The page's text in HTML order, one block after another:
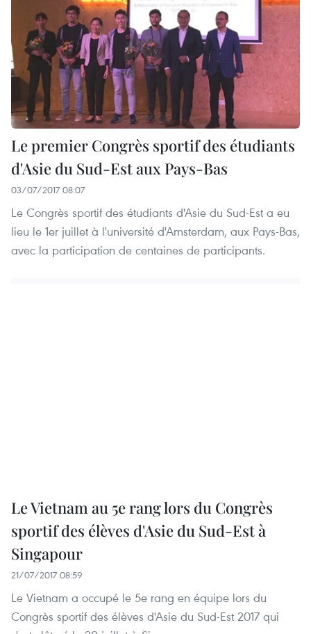
Le premier Congrès sportif des étudiants
d'Asie du Sud-Est aux Pays-Bas
03/07/2017 08:07
Le Congrès sportif des étudiants d'Asie du Sud-Est a eu
lieu le 1er juillet à l'université d'Amsterdam, aux Pays-Bas,
avec la participation de centaines de participants.
Le Vietnam au 5e rang lors du Congrès
sportif des élèves d'Asie du Sud-Est à
Singapour
21/07/2017 08:59
Le Vietnam a occupé le 5e rang en équipe lors du
Congrès sportif des élèves d'Asie du Sud-Est 2017 qui